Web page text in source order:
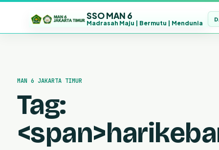
SSO MAN 6
Madrasah Maju | Bermutu | Mendunia
MAN 6 JAKARTA TIMUR
Tag: